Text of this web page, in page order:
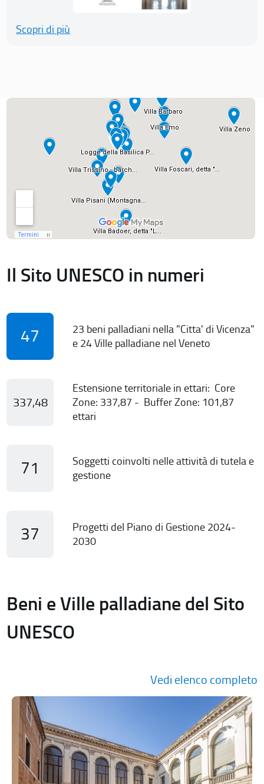
Scopri di più
Il Sito UNESCO in numeri
47
23 beni palladiani nella "Citta' di Vicenza"
e 24 Ville palladiane nel Veneto
337,48
Estensione territoriale in ettari: Core
Zone: 337,87 - Buffer Zone: 101,87
ettari
71
Soggetti coinvolti nelle attività di tutela e
gestione
37
Progetti del Piano di Gestione 2024-
2030
Beni e Ville palladiane del Sito
UNESCO
Vedi elenco completo